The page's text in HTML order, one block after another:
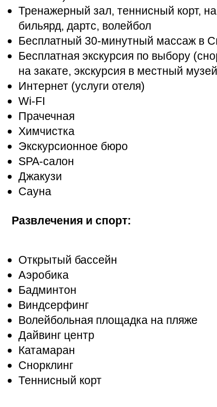
Тренажерный зал, теннисный корт,
бильярд, дартс, волейбол
Бесплатный 30-минутный массаж в
Бесплатная экскурсия по выбору
на закате, экскурсия в местный
Интернет (услуги отеля)
Wi-FI
Прачечная
Химчистка
Экскурсионное бюро
SPA-салон
Джакузи
Сауна
Развлечения и спорт:
Открытый бассейн
Аэробика
Бадминтон
Виндсерфинг
Волейбольная площадка на пляже
Дайвинг центр
Катамаран
Снорклинг
Теннисный корт